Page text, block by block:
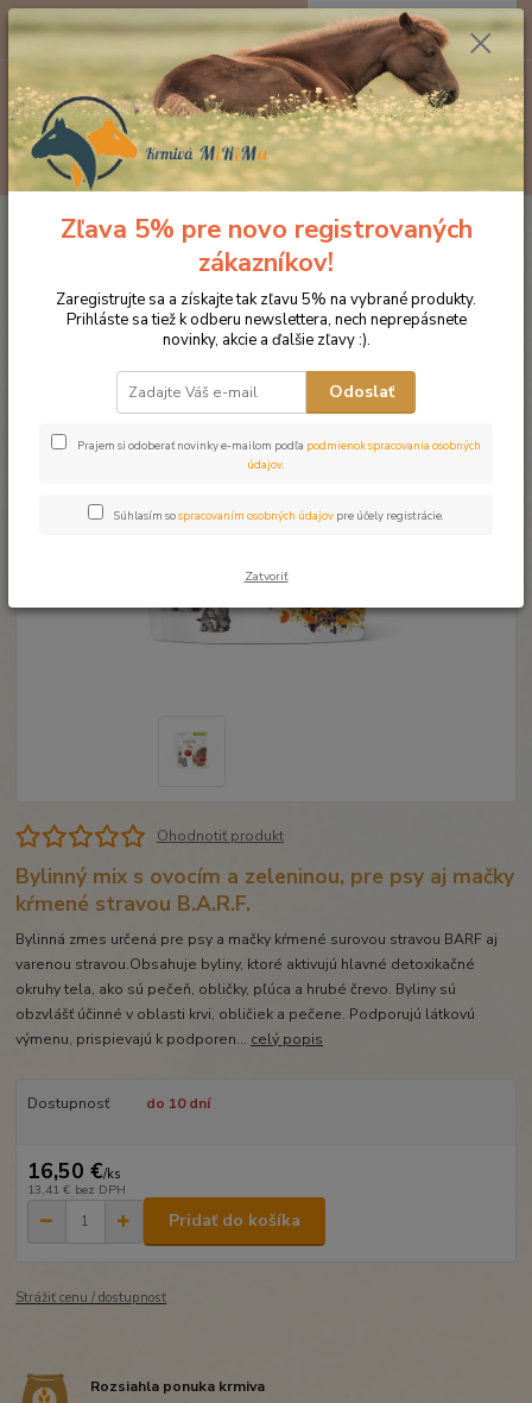
Menu
0ks
za0 €
Produkty DROMY Psy a mačky Doplnky pre BARF
Dromy
Barf Herbal 500g
Dromy Barf Herbal 500g
Ohodnotiť produkt
Bylinný mix s ovocím a zeleninou, pre psy aj mačky
kŕmené stravou B.A.R.F.
Bylinná zmes určená pre psy a mačky kŕmené surovou stravou BARF aj
varenou stravou.Obsahuje byliny, ktoré aktivujú hlavné detoxikačné
okruhy tela, ako sú pečeň, obličky, pľúca a hrubé črevo. Byliny sú
obzvlášť účinné v oblasti krvi, obličiek a pečene. Podporujú látkovú
výmenu, prispievajú k podporen... celý popis
Dostupnosť do 10 dní
16,50 €/ks
13,41 € bez DPH
Pridať do košíka
Strážiť cenu / dostupnosť
Rozsiahla ponuka krmiva
Zľava 5% pre novo registrovaných
zákazníkov!
Zaregistrujte sa a získajte tak zľavu 5% na vybrané produkty.
Prihláste sa tiež k odberu newslettera, nech neprepásnete
novinky, akcie a ďalšie zľavy :).
Odoslať
Prajem si odoberať novinky e-mailom podľa podmienok spracovania osobných
údajov.
Súhlasím sospracovaním osobných údajov pre účely registrácie.
Zatvoriť